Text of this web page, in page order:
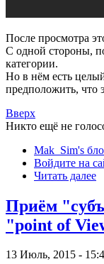
После просмотра
С одной стороны,
категории.
Но в нём есть
предположить, что
Вверх
Никто ещё не
Mak_Sim's
Войдите на
Читать далее
Приём
"point of
13 Июль, 2015 -